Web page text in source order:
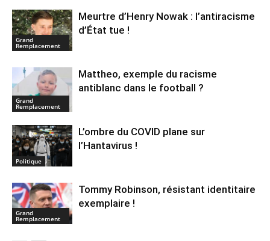
Grand
Remplacement
Meurtre d’Henry Nowak : l’antiracisme
d’État tue !
Grand
Remplacement
Mattheo, exemple du racisme
antiblanc dans le football ?
Politique
L’ombre du COVID plane sur
l’Hantavirus !
Grand
Remplacement
Tommy Robinson, résistant identitaire
exemplaire !